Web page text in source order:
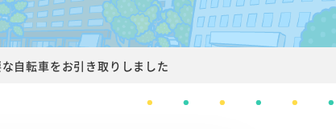
自転車をお引き取りしました